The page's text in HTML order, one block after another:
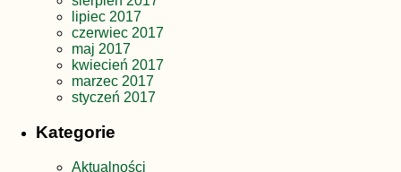
lipiec 2017
czerwiec 2017
maj 2017
kwiecień 2017
marzec 2017
styczeń 2017
Kategorie
Aktualności